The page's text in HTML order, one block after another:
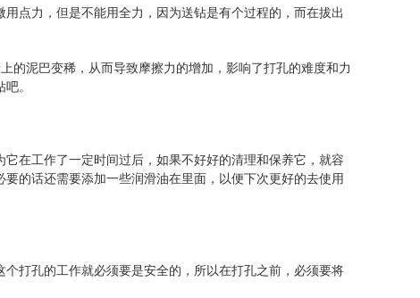
力，但是不能用全力，因为送钻是有个过程的，而在拔出
泥巴变稀，从而导致摩擦力的增加，影响了打孔的难度和力
。
在工作了一定时间过后，如果不好好的清理和保养它，就容
的话还需要添加一些润滑油在里面，以便下次更好的去使用
打孔的工作就必须要是安全的，所以在打孔之前，必须要将